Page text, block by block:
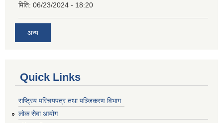
मिति: 06/23/2024 - 18:20
अन्य
Quick Links
राष्ट्रिय परिचयपत्र तथा पञ्जिकरण विभाग
लोक सेवा आयोग